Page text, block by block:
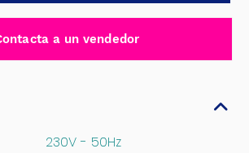
a un vendedor
230V - 50Hz